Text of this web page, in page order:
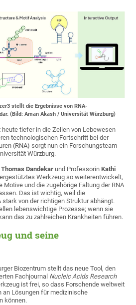
stellt die Ergebnisse von RNA-
(Bild: Aman Akash / Universität Würzburg)
tiefer in die Zellen von Lebewesen
technologischen Fortschritt bei der
(RNA) sorgt nun ein Forschungsteam
Würzburg.
Thomas Dandekar und ProfessorinKathi
Werkzeug so weiterentwickelt,
Motive und die zugehörige Faltung der RNA
Das ist wichtig, weil die
von der richtigen Struktur abhängt.
lebenswichtige Prozesse; wenn sie
das zu zahlreichen Krankheiten führen.
und seine
Biozentrum stellt das neue Tool, den
Fachjournal Nucleic Acids Research
ist frei, so dass Forschende weltweit
an Lösungen für medizinische
können.